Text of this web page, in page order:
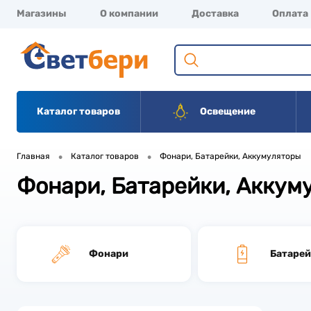
Магазины О компании Доставка Оплата
Каталог товаров Освещение
Главная • Каталог товаров • Фонари, Батарейки, Аккумуляторы
Фонари, Батарейки,
Фонари